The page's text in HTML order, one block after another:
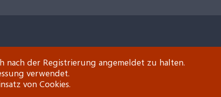
nach der Registrierung angemeldet zu halten.
verwendet.
von Cookies.